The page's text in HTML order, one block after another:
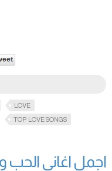
LOVE
TOP LOVE SONGS